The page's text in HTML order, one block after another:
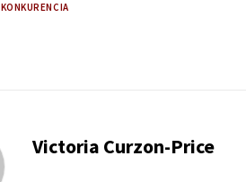
KONKURENCIA
Victoria Curzon-Price